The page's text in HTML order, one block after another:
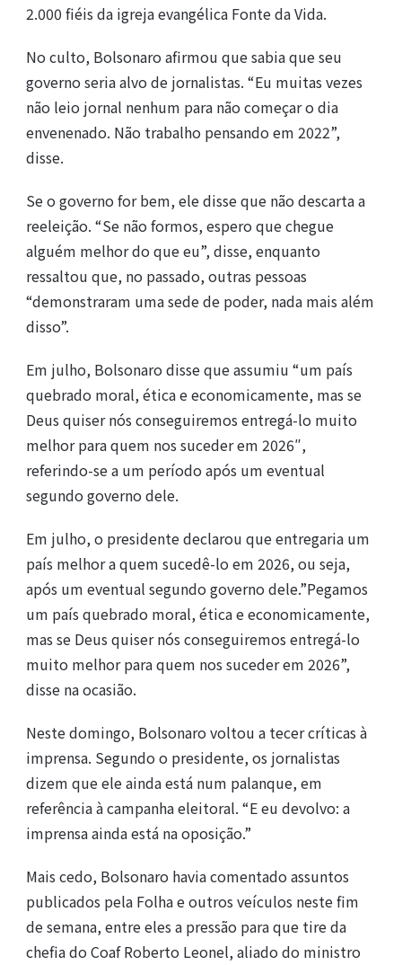
2.000 fiéis da igreja evangélica Fonte da Vida.
No culto, Bolsonaro afirmou que sabia que seu
governo seria alvo de jornalistas. “Eu muitas vezes
não leio jornal nenhum para não começar o dia
envenenado. Não trabalho pensando em 2022”,
disse.
Se o governo for bem, ele disse que não descarta a
reeleição. “Se não formos, espero que chegue
alguém melhor do que eu”, disse, enquanto
ressaltou que, no passado, outras pessoas
“demonstraram uma sede de poder, nada mais além
disso”.
Em julho, Bolsonaro disse que assumiu “um país
quebrado moral, ética e economicamente, mas se
Deus quiser nós conseguiremos entregá-lo muito
melhor para quem nos suceder em 2026″,
referindo-se a um período após um eventual
segundo governo dele.
Em julho, o presidente declarou que entregaria um
país melhor a quem sucedê-lo em 2026, ou seja,
após um eventual segundo governo dele.”Pegamos
um país quebrado moral, ética e economicamente,
mas se Deus quiser nós conseguiremos entregá-lo
muito melhor para quem nos suceder em 2026”,
disse na ocasião.
Neste domingo, Bolsonaro voltou a tecer críticas à
imprensa. Segundo o presidente, os jornalistas
dizem que ele ainda está num palanque, em
referência à campanha eleitoral. “E eu devolvo: a
imprensa ainda está na oposição.”
Mais cedo, Bolsonaro havia comentado assuntos
publicados pela Folha e outros veículos neste fim
de semana, entre eles a pressão para que tire da
chefia do Coaf Roberto Leonel, aliado do ministro